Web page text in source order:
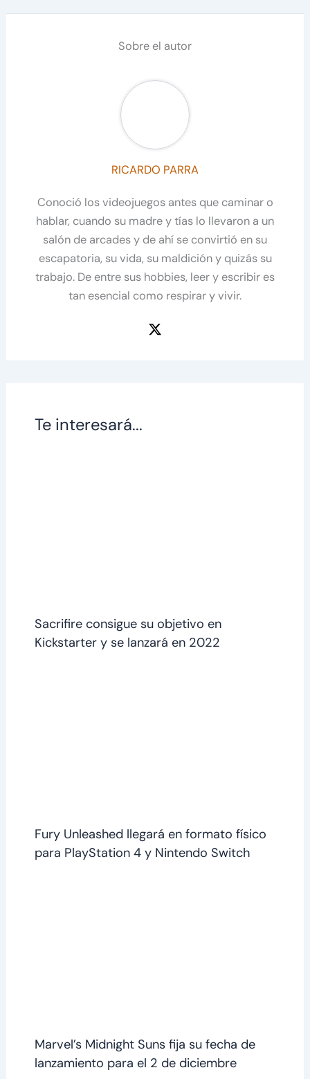
Sobre el autor
RICARDO PARRA
Conoció los videojuegos antes que caminar o
hablar, cuando su madre y tías lo llevaron a un
salón de arcades y de ahí se convirtió en su
escapatoria, su vida, su maldición y quizás su
trabajo. De entre sus hobbies, leer y escribir es
tan esencial como respirar y vivir.
Te interesará...
Sacrifire consigue su objetivo en
Kickstarter y se lanzará en 2022
Fury Unleashed llegará en formato físico
para PlayStation 4 y Nintendo Switch
Marvel’s Midnight Suns fija su fecha de
lanzamiento para el 2 de diciembre